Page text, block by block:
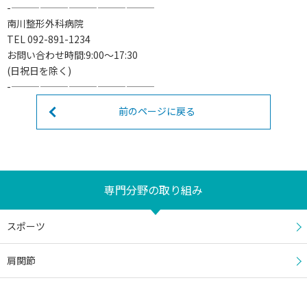
-———————————————
南川整形外科病院
TEL 092-891-1234
お問い合わせ時間:9:00〜17:30
(日祝日を除く)
-———————————————
前のページに戻る
専門分野の取り組み
スポーツ
肩関節